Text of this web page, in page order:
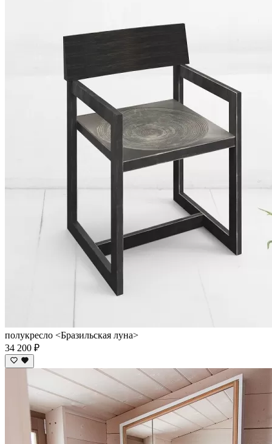
полукресло <Бразильская луна>
34 200 ₽